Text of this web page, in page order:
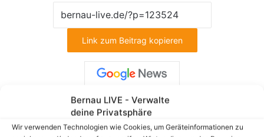
Bernau LIVE - Verwalte
deine Privatsphäre
Wir verwenden Technologien wie Cookies, um Geräteinformationen zu
Link zum Beitrag kopieren
FacebookX LinkedIn